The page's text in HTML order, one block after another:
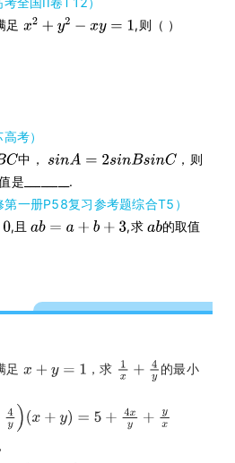
足
,则（ ）
考）
中，
，则
是________.
一册P58复习参考题综合T5）
,且 ,求
的取值
足 ，求
的最小